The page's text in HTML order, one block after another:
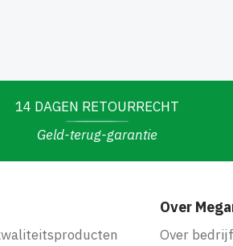
14 DAGEN RETOURRECHT
Geld-terug-garantie
Over
Over bedrijf